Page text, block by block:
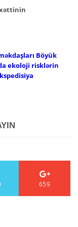
Böyük
ekoloji risklərin
659